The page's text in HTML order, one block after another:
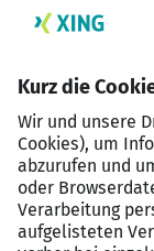
während
Auftreten
sehr